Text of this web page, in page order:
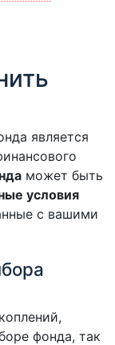
является
может быть
условия
с вашими
фонда, так